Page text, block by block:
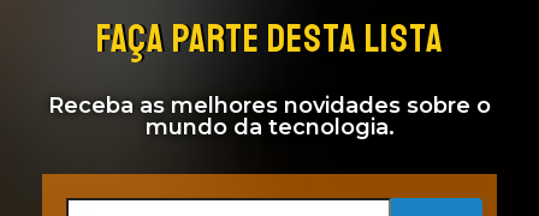
FAÇA PARTE DESTA LISTA
Receba as melhores novidades sobre o
mundo da tecnologia.